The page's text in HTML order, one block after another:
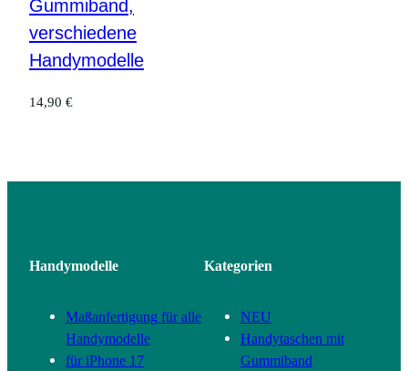
Gummiband,
verschiedene
Handymodelle
14,90 €
Handymodelle
Maßanfertigung für alle
Handymodelle
für iPhone 17
Kategorien
NEU
Handytaschen mit
Gummiband